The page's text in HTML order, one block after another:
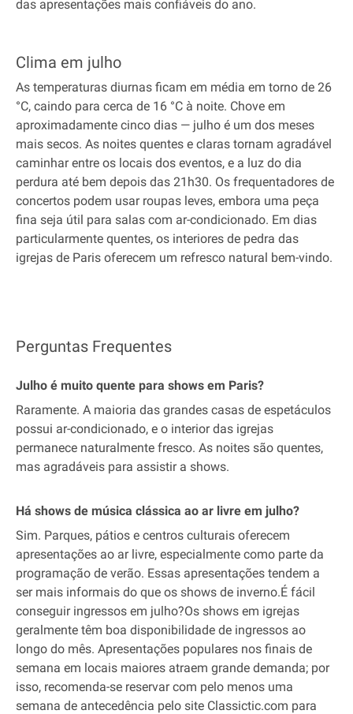
das apresentações mais confiáveis do ano.
Clima em julho
As temperaturas diurnas ficam em média em torno de 26
°C, caindo para cerca de 16 °C à noite. Chove em
aproximadamente cinco dias — julho é um dos meses
mais secos. As noites quentes e claras tornam agradável
caminhar entre os locais dos eventos, e a luz do dia
perdura até bem depois das 21h30. Os frequentadores de
concertos podem usar roupas leves, embora uma peça
fina seja útil para salas com ar-condicionado. Em dias
particularmente quentes, os interiores de pedra das
igrejas de Paris oferecem um refresco natural bem-vindo.
Perguntas Frequentes
Julho é muito quente para shows em Paris?
Raramente. A maioria das grandes casas de espetáculos
possui ar-condicionado, e o interior das igrejas
permanece naturalmente fresco. As noites são quentes,
mas agradáveis para assistir a shows.
Há shows de música clássica ao ar livre em julho?
Sim. Parques, pátios e centros culturais oferecem
apresentações ao ar livre, especialmente como parte da
programação de verão. Essas apresentações tendem a
ser mais informais do que os shows de inverno.É fácil
conseguir ingressos em julho?Os shows em igrejas
geralmente têm boa disponibilidade de ingressos ao
longo do mês. Apresentações populares nos finais de
semana em locais maiores atraem grande demanda; por
isso, recomenda-se reservar com pelo menos uma
semana de antecedência pelo site Classictic.com para